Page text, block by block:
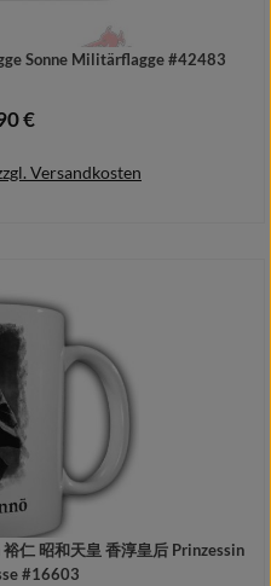
Patch 9,8x6cm Japan Fahne Flagge Sonne Militärflagge #42483
Preis:
€
Versandkosten
仁 昭和天皇 香淳皇后 Prinzessin
#16603